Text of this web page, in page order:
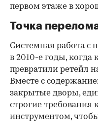
первом этаже в
Точка
Системная работа с
в 2010-е годы, когда
превратили ретейл
Вместе с
закрытые дворы,
строгие требования
инструментом,